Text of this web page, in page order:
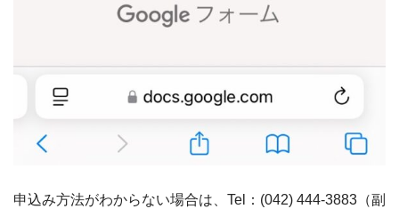
申込み方法がわからない場合は、Tel：(042) 444-3883（副